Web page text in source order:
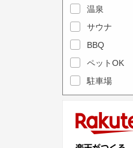
s
e
l
c
r
a
n
s
e
e
温泉
サウナ
BBQ
ペットOK
駐車場